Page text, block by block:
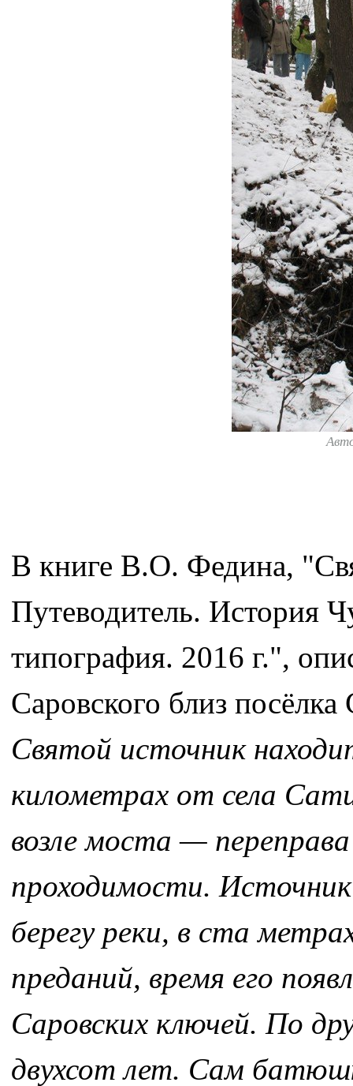
В книге В.О. Федина,
Путеводитель. История
типография. 2016 г.",
Саровского близ посёлка
Святой источник
километрах от села
возле моста —
проходимости.
берегу реки, в ста
преданий, время его
Саровских ключей. По
двухсот лет. Сам